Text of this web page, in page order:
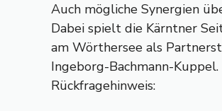
Auch mögliche Synergien
Dabei spielt die Kärntner
am Wörthersee als
Ingeborg-Bachmann-Kuppel.
Rückfragehinweis: